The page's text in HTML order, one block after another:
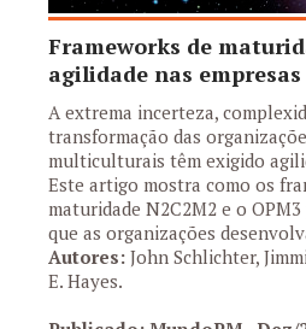
Frameworks de
agilidade nas empresas
A extrema incerteza,
transformação das
multiculturais têm exigido
Este artigo mostra como os
maturidade N2C2M2 e o
que as organizações
Autores: John Schlichter,
E. Hayes.